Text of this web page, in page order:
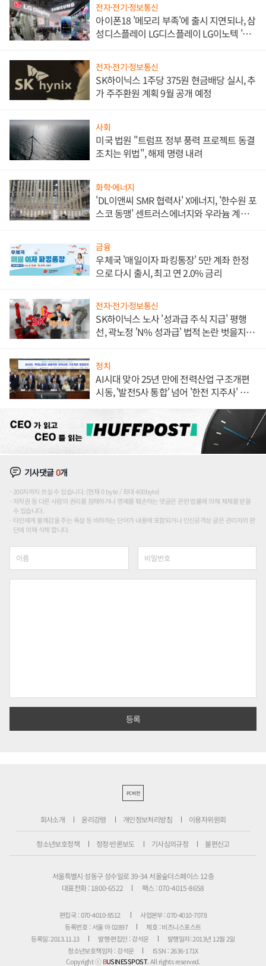
전자·전기·정보통신
아이폰18 '메모리 부족'에 출시 지연되나, 삼
성디스플레이 LG디스플레이 LG이노텍 '탈
전자·전기·정보통신
SK하이닉스 1주당 375원 현금배당 실시, 추
가 주주환원 계획 9월 공개 예정
사회
미국 법원 "트럼프 정부 풍력 프로젝트 동결
조치는 위법", 해제 명령 내려
화학·에너지
'DL이앤씨 SMR 협력사' X에너지, '한수원 포
스코 동맹' 센트러스에너지와 우라늄 계약
금융
우체국 '매일이자 파킹통장' 5만 계좌 한정
으로 다시 출시, 최고 연 2.0% 금리
전자·전기·정보통신
SK하이닉스 노사 '성과급 주식 지급' 평행
선, 곽노정 'N% 성과급' 법적 논란 벗을지 주
정치
AI시대 맞아 25년 만에 전력산업 구조개편
시동, '발전5사 통합' 넘어 '한전 지주사' 재편
기사댓글0개
200자까지 쓰실 수 있습니다. (현재 0 byte / 최대 400byte)
저작권 등 다른 사람의 권리를 침해하거나 명예를 훼손하는 댓글은 관련 법률에 의해 제재를 받을
수 있습니다.
타인에게 불쾌감을 주는 욕설 등 비하하는 단어가 내용에 포함되거나 인신공격성 글은 관리자의 판
단에 의해 삭제 합니다.
PC버전
회사소개 윤리강령 개인정보처리방침 이용자위원회
청소년보호정책 정정·반론보도 기사심의규정 불편신고
서울특별시 성동구 성수일로 39-34 서울숲더스페이스 12층
대표전화 : 1800-6522
팩스 : 070-4015-8658
편집국 : 070-4010-8512
사업본부 : 070-4010-7078
등록번호 : 서울 아 02897
제호 : 비즈니스포스트
등록일: 2013.11.13
발행·편집인 : 강석운
발행일자: 2013년 12월 2일
청소년보호책임자 : 강석운
ISSN : 2636-171X
Copyright ⓒBUSINESSPOST. All rights reserved.